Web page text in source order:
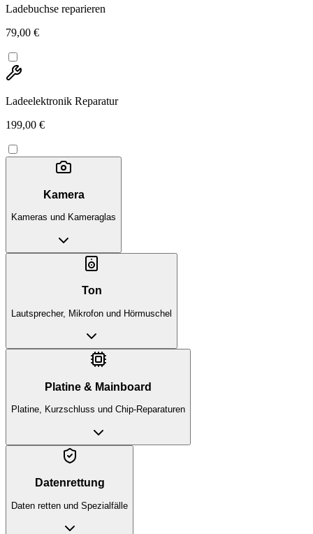
Ladebuchse reparieren
79,00 €
Ladeelektronik Reparatur
199,00 €
Kamera
Kameras und Kameraglas
Ton
Lautsprecher, Mikrofon und Hörmuschel
Platine & Mainboard
Platine, Kurzschluss und Chip-Reparaturen
Datenrettung
Daten retten und Spezialfälle